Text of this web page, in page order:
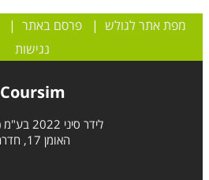
מפת אתר לגולש |פרסם באתר |
נגישות
Coursim
לידר סיני 2022 בע"מ (קורסים)
האומן 17, חדרה